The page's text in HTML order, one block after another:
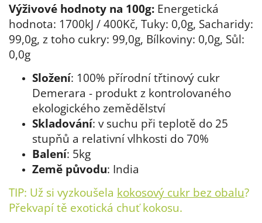
Výživové hodnoty na 100g: Energetická
hodnota: 1700kJ / 400Kč, Tuky: 0,0g, Sacharidy:
99,0g, z toho cukry: 99,0g, Bílkoviny: 0,0g, Sůl:
0,0g
Složení: 100% přírodní třtinový cukr
Demerara - produkt z kontrolovaného
ekologického zemědělství
Skladování: v suchu při teplotě do 25
stupňů a relativní vlhkosti do 70%
Balení: 5kg
Země původu: India
TIP: Už si vyzkoušela kokosový cukr bez obalu?
Překvapí tě exotická chuť kokosu.